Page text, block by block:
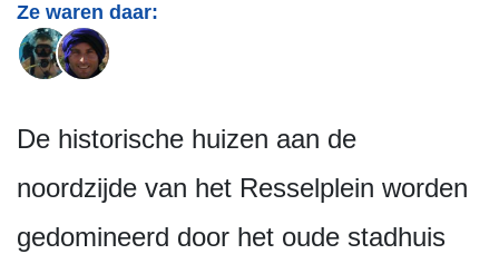
Ze waren daar:
De historische huizen aan de
noordzijde van het Resselplein worden
gedomineerd door het oude stadhuis